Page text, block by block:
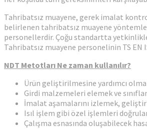
Tahribatsız muayene, gerek imalat
belirlenen tahribatsız muayene
personellerdir. Çoğu standartta
Tahribatsız muayene personelinin TS
NDT Metotları Ne zaman kullanılır?
Ürün geliştirilmesine yardımcı
Girdi malzemeleri elemek ve
İmalat aşamalarını izlemek,
Isıl işlem gibi özel işlemleri
Çalışma esnasında oluşabilecek